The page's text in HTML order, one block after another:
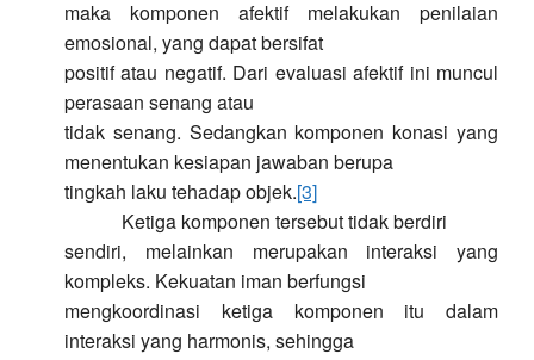
maka komponen afektif melakukan penilaian
emosional, yang dapat bersifat
positif atau negatif. Dari evaluasi afektif ini muncul
perasaan senang atau
tidak senang. Sedangkan komponen konasi yang
menentukan kesiapan jawaban berupa
tingkah laku tehadap objek.[3]
Ketiga komponen tersebut tidak berdiri
sendiri, melainkan merupakan interaksi yang
kompleks. Kekuatan iman berfungsi
mengkoordinasi ketiga komponen itu dalam
interaksi yang harmonis, sehingga